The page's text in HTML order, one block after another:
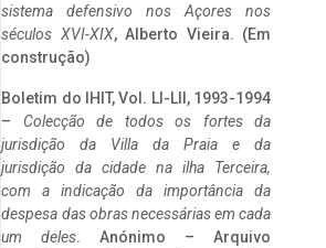
sistema defensivo nos Açores nos
séculos XVI-XIX, Alberto Vieira. (Em
construção)
Boletim do IHIT, Vol. LI-LII, 1993-1994
– Colecção de todos os fortes da
jurisdição da Villa da Praia e da
jurisdição da cidade na ilha Terceira,
com a indicação da importância da
despesa das obras necessárias em cada
um deles. Anónimo – Arquivo